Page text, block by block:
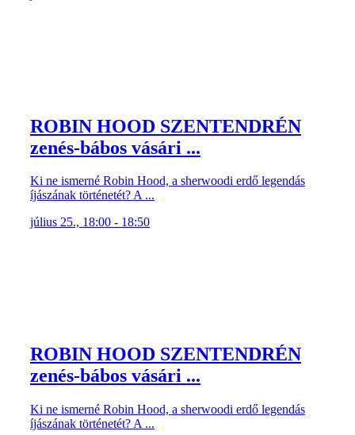
ROBIN HOOD SZENTENDRÉN
zenés-bábos vásári ...
Ki ne ismerné Robin Hood, a sherwoodi erdő legendás
íjászának történetét? A ...
július 25., 18:00 - 18:50
ROBIN HOOD SZENTENDRÉN
zenés-bábos vásári ...
Ki ne ismerné Robin Hood, a sherwoodi erdő legendás
íjászának történetét? A ...